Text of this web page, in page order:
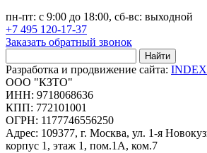
пн-пт: с 9:00 до 18:00, сб-вс: выходной
+7 495 120-17-37
Заказать обратный звонок
Найти
Разработка и продвижение сайта: INDEX
ООО "КЗТО"
ИНН: 9718068636
КПП: 772101001
ОГРН: 1177746556250
Адрес: 109377, г. Москва, ул. 1-я
корпус 1, этаж 1, пом.1А, ком.7